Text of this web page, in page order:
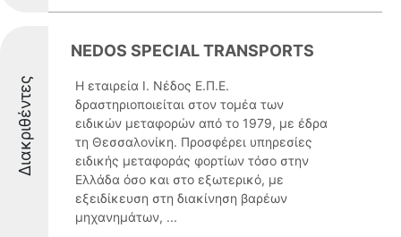
Διακριθέντες
NEDOS SPECIAL TRANSPORTS
Η εταιρεία Ι. Νέδος Ε.Π.Ε.
δραστηριοποιείται στον τομέα των
ειδικών μεταφορών από το 1979, με έδρα
τη Θεσσαλονίκη. Προσφέρει υπηρεσίες
ειδικής μεταφοράς φορτίων τόσο στην
Ελλάδα όσο και στο εξωτερικό, με
εξειδίκευση στη διακίνηση βαρέων
μηχανημάτων, ...